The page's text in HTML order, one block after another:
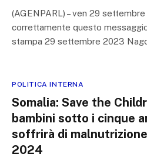
(AGENPARL) – ven 29
correttamente questo
stampa 29 settembre 2023
POLITICA INTERNA
Somalia: Save the
bambini sotto i cinque
soffrirà di
2024